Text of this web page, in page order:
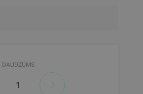
DAUDZUMS